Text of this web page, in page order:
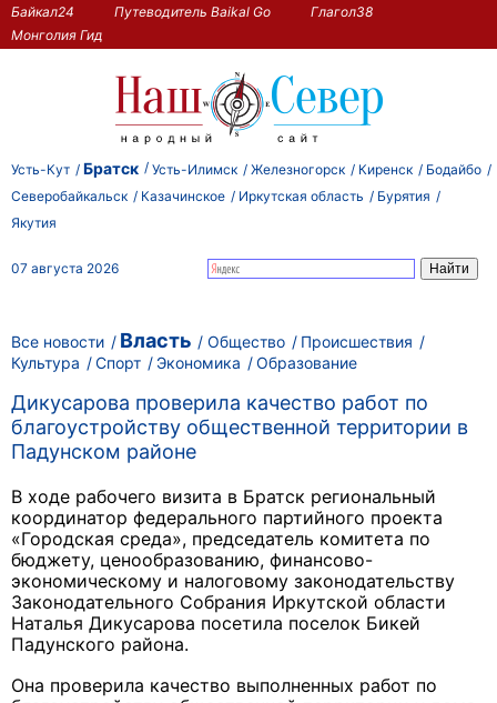
Байкал24 Путеводитель Baikal Go
Глагол38
Монголия Гид
Усть-Кут Братск Усть-Илимск Железногорск Киренск
Бодайбо
Северобайкальск
Казачинское Иркутская область
Бурятия
Якутия
07 августа 2026
Все новости Власть Общество
Происшествия
Культура
Спорт Экономика Образование
Дикусарова проверила качество работ по
благоустройству общественной территории в
Падунском районе
В ходе рабочего визита в Братск региональный
координатор федерального партийного проекта
«Городская среда», председатель комитета по
бюджету, ценообразованию, финансово-
экономическому и налоговому законодательству
Законодательного Собрания Иркутской области
Наталья Дикусарова посетила поселок Бикей
Падунского района.
Она проверила качество выполненных работ по